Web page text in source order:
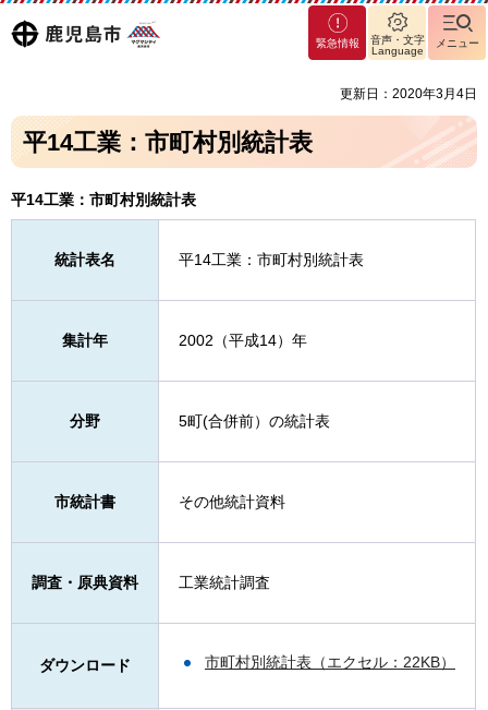
鹿児島
マグ
マシ
緊急情報
音声・文字
Language
メニュー
更新日：2020年3月4日
平14工業：市町村別統計表
平14工業：市町村別統計表
統計表名 平14工業：市町村別統計表
集計年 2002（平成14）年
分野 5町(合併前）の統計表
市統計書 その他統計資料
調査・原典資料 工業統計調査
ダウンロード 市町村別統計表（エクセル：22KB）